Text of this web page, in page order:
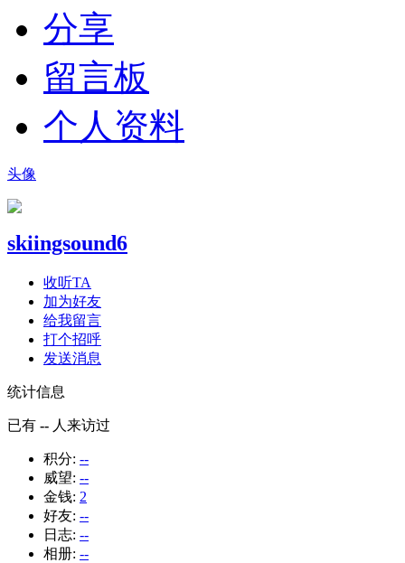
分享
留言板
个人资料
头像
skiingsound6
收听TA
加为好友
给我留言
打个招呼
发送消息
统计信息
已有 -- 人来访过
积分: --
威望: --
金钱: 2
好友: --
日志: --
相册: --